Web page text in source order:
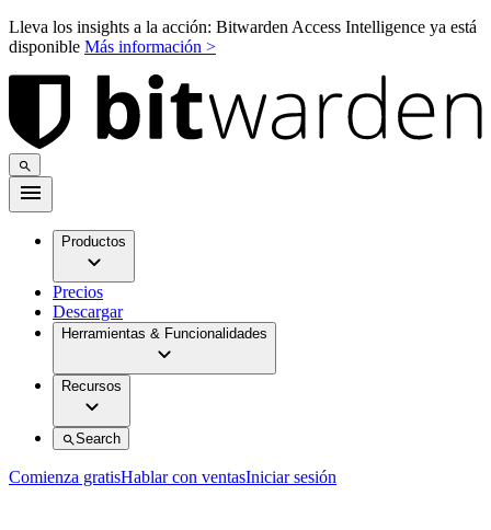
Lleva los insights a la acción: Bitwarden Access Intelligence ya está
disponible Más información >
Productos
Precios
Descargar
Herramientas & Funcionalidades
Recursos
Search
Comienza gratisHablar con ventasIniciar sesión